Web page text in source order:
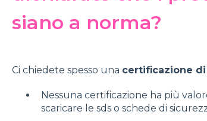
siano a norma?
Ci chiedete spesso una certificazione
Nessuna certificazione ha più
scaricare le sds o schede di